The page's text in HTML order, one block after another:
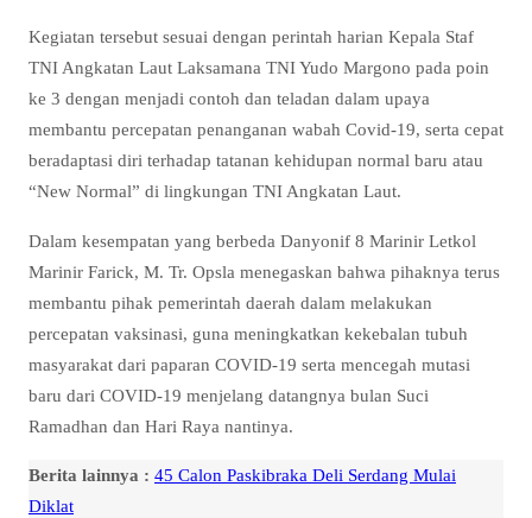
Kegiatan tersebut sesuai dengan perintah harian Kepala Staf
TNI Angkatan Laut Laksamana TNI Yudo Margono pada poin
ke 3 dengan menjadi contoh dan teladan dalam upaya
membantu percepatan penanganan wabah Covid-19, serta cepat
beradaptasi diri terhadap tatanan kehidupan normal baru atau
“New Normal” di lingkungan TNI Angkatan Laut.
Dalam kesempatan yang berbeda Danyonif 8 Marinir Letkol
Marinir Farick, M. Tr. Opsla menegaskan bahwa pihaknya terus
membantu pihak pemerintah daerah dalam melakukan
percepatan vaksinasi, guna meningkatkan kekebalan tubuh
masyarakat dari paparan COVID-19 serta mencegah mutasi
baru dari COVID-19 menjelang datangnya bulan Suci
Ramadhan dan Hari Raya nantinya.
Berita lainnya : 45 Calon Paskibraka Deli Serdang Mulai
Diklat